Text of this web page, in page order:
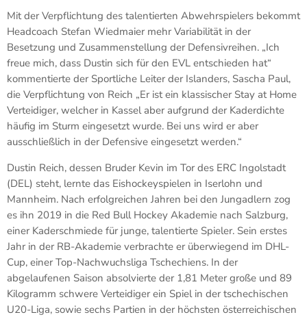
Mit der Verpflichtung des talentierten Abwehrspielers bekommt
Headcoach Stefan Wiedmaier mehr Variabilität in der
Besetzung und Zusammenstellung der Defensivreihen. „Ich
freue mich, dass Dustin sich für den EVL entschieden hat“
kommentierte der Sportliche Leiter der Islanders, Sascha Paul,
die Verpflichtung von Reich „Er ist ein klassischer Stay at Home
Verteidiger, welcher in Kassel aber aufgrund der Kaderdichte
häufig im Sturm eingesetzt wurde. Bei uns wird er aber
ausschließlich in der Defensive eingesetzt werden.“
Dustin Reich, dessen Bruder Kevin im Tor des ERC Ingolstadt
(DEL) steht, lernte das Eishockeyspielen in Iserlohn und
Mannheim. Nach erfolgreichen Jahren bei den Jungadlern zog
es ihn 2019 in die Red Bull Hockey Akademie nach Salzburg,
einer Kaderschmiede für junge, talentierte Spieler. Sein erstes
Jahr in der RB-Akademie verbrachte er überwiegend im DHL-
Cup, einer Top-Nachwuchsliga Tschechiens. In der
abgelaufenen Saison absolvierte der 1,81 Meter große und 89
Kilogramm schwere Verteidiger ein Spiel in der tschechischen
U20-Liga, sowie sechs Partien in der höchsten österreichischen